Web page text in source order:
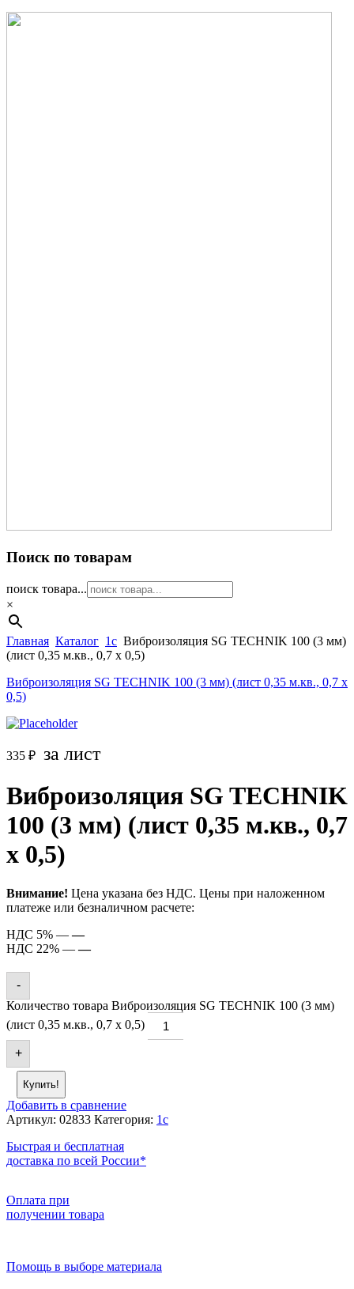
Поиск по товарам
поиск товара...
×
Главная Каталог 1c Виброизоляция SG TECHNIK 100 (3 мм)
(лист 0,35 м.кв., 0,7 х 0,5)
Виброизоляция SG TECHNIK 100 (3 мм) (лист 0,35 м.кв., 0,7 х
0,5)
335 ₽ за лист
Виброизоляция SG TECHNIK
100 (3 мм) (лист 0,35 м.кв., 0,7
х 0,5)
Внимание! Цена указана без НДС. Цены при наложенном
платеже или безналичном расчете:
НДС 5% ——
НДС 22% ——
-
Количество товара Виброизоляция SG TECHNIK 100 (3 мм)
(лист 0,35 м.кв., 0,7 х 0,5)
+
Купить!
Добавить в сравнение
Артикул: 02833 Категория: 1c
Быстрая и бесплатная
доставка по всей России*
Оплата при
получении товара
Помощь в выборе материала